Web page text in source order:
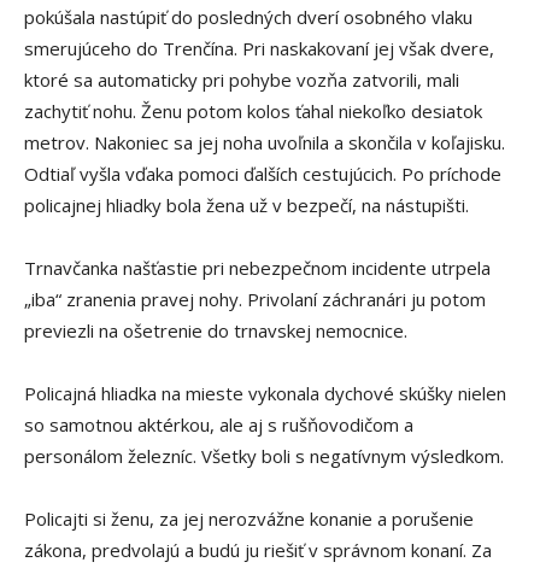
pokúšala nastúpiť do posledných dverí osobného vlaku
smerujúceho do Trenčína. Pri naskakovaní jej však dvere,
ktoré sa automaticky pri pohybe vozňa zatvorili, mali
zachytiť nohu. Ženu potom kolos ťahal niekoľko desiatok
metrov. Nakoniec sa jej noha uvoľnila a skončila v koľajisku.
Odtiaľ vyšla vďaka pomoci ďalších cestujúcich. Po príchode
policajnej hliadky bola žena už v bezpečí, na nástupišti.
Trnavčanka našťastie pri nebezpečnom incidente utrpela
„iba“ zranenia pravej nohy. Privolaní záchranári ju potom
previezli na ošetrenie do trnavskej nemocnice.
Policajná hliadka na mieste vykonala dychové skúšky nielen
so samotnou aktérkou, ale aj s rušňovodičom a
personálom železníc. Všetky boli s negatívnym výsledkom.
Policajti si ženu, za jej nerozvážne konanie a porušenie
zákona, predvolajú a budú ju riešiť v správnom konaní. Za